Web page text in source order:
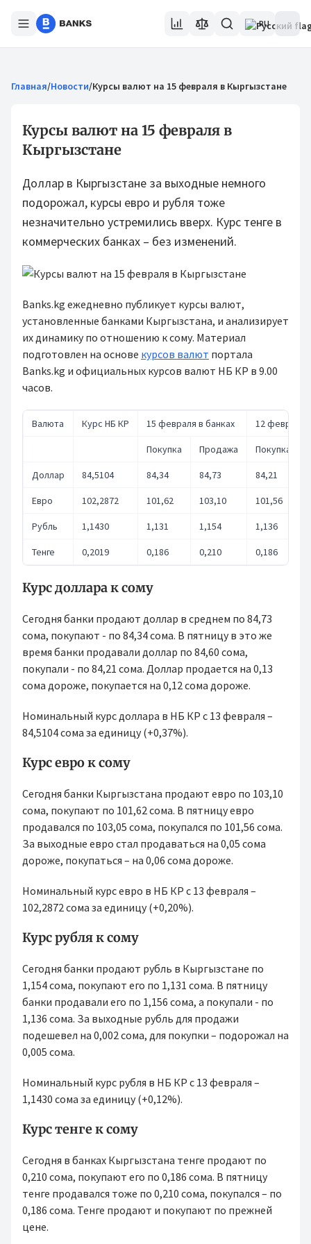
RU
Главная/Новости/Курсы валют на 15 февраля в Кыргызстане
Курсы валют на 15 февраля в
Кыргызстане
Доллар в Кыргызстане за выходные немного
подорожал, курсы евро и рубля тоже
незначительно устремились вверх. Курс тенге в
коммерческих банках – без изменений.
Banks.kg ежедневно публикует курсы валют,
установленные банками Кыргызстана, и анализирует
их динамику по отношению к сому. Материал
подготовлен на основе курсов валют портала
Banks.kg и официальных курсов валют НБ КР в 9.00
часов.
Валюта Курс НБ КР 15 февраля в банках 12 февраля
Покупка Продажа Покупка
Доллар 84,5104 84,34 84,73 84,21
Евро 102,2872 101,62 103,10 101,56
Рубль 1,1430 1,131 1,154 1,136
Тенге 0,2019 0,186 0,210 0,186
Курс доллара к сому
Сегодня банки продают доллар в среднем по 84,73
сома, покупают - по 84,34 сома. В пятницу в это же
время банки продавали доллар по 84,60 сома,
покупали - по 84,21 сома. Доллар продается на 0,13
сома дороже, покупается на 0,12 сома дороже.
Номинальный курс доллара в НБ КР с 13 февраля –
84,5104 сома за единицу (+0,37%).
Курс евро к сому
Сегодня банки Кыргызстана продают евро по 103,10
сома, покупают по 101,62 сома. В пятницу евро
продавался по 103,05 сома, покупался по 101,56 сома.
За выходные евро стал продаваться на 0,05 сома
дороже, покупаться – на 0,06 сома дороже.
Номинальный курс евро в НБ КР с 13 февраля –
102,2872 сома за единицу (+0,20%).
Курс рубля к сому
Сегодня банки продают рубль в Кыргызстане по
1,154 сома, покупают его по 1,131 сома. В пятницу
банки продавали его по 1,156 сома, а покупали - по
1,136 сома. За выходные рубль для продажи
подешевел на 0,002 сома, для покупки – подорожал на
0,005 сома.
Номинальный курс рубля в НБ КР с 13 февраля –
1,1430 сома за единицу (+0,12%).
Курс тенге к сому
Сегодня в банках Кыргызстана тенге продают по
0,210 сома, покупают его по 0,186 сома. В пятницу
тенге продавался тоже по 0,210 сома, покупался – по
0,186 сома. Тенге продают и покупают по прежней
цене.